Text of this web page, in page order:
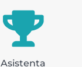
Asistenta